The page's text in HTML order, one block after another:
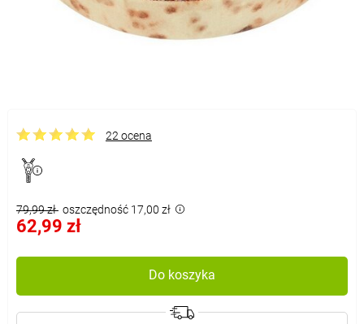
22 ocena
79,99 zł oszczędność 17,00 zł
62,99 zł
Do koszyka